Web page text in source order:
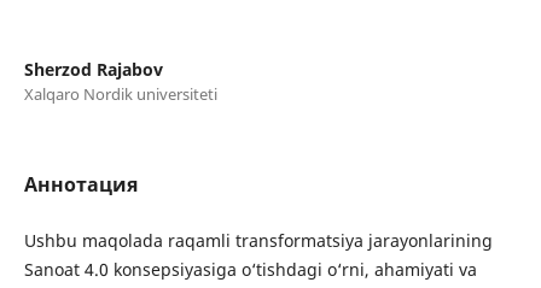
Sherzod Rajabov
Xalqaro Nordik universiteti
Аннотация
Ushbu maqolada raqamli transformatsiya jarayonlarining
Sanoat 4.0 konsepsiyasiga o‘tishdagi o‘rni, ahamiyati va